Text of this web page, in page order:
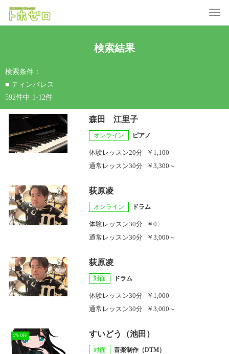
検索結果
検索条件：
■ ティンバレス
592件中 1-12件
森田 江里子
オンライン ピアノ
体験レッスン20分
￥1,100
通常レッスン30分 ￥3,300～
荻原凌
オンライン ドラム
体験レッスン30分
￥0
通常レッスン30分 ￥3,000～
荻原凌
対面 ドラム
体験レッスン30分
￥1,000
通常レッスン30分 ￥3,000～
5% OFF すいどう（池田）
対面 音楽制作（DTM）